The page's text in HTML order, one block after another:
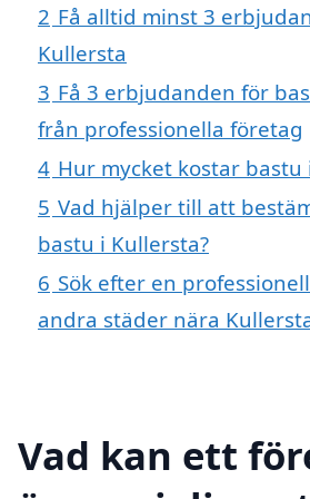
2 Få alltid minst 3
Kullersta
3 Få 3 erbjudanden för
från professionella företag
4 Hur mycket kostar bastu
5 Vad hjälper till att
bastu i Kullersta?
6 Sök efter en
andra städer nära
Vad kan ett